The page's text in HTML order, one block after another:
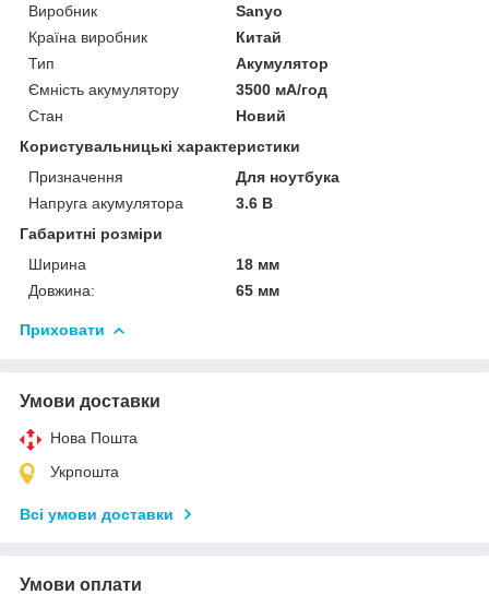
Виробник
Sanyo
Країна виробник
Китай
Тип
Акумулятор
Ємність акумулятору
3500 мА/год
Стан
Новий
Користувальницькі характеристики
Призначення
Для ноутбука
Напруга акумулятора
3.6 В
Габаритні розміри
Ширина
18 мм
Довжина:
65 мм
Приховати
Умови доставки
Нова Пошта
Укрпошта
Всі умови доставки
Умови оплати